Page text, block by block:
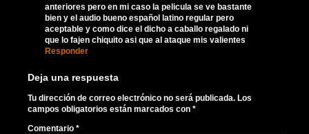
anteriores pero en mi caso la pelicula se ve bastante
bien y el audio bueno español latino regular pero
aceptable y como dice el dicho a caballo regalado ni
que lo fajen chiquito asi que al ataque mis valientes
Responder
Deja una respuesta
Tu dirección de correo electrónico no será publicada. Los
campos obligatorios están marcados con *
Comentario *